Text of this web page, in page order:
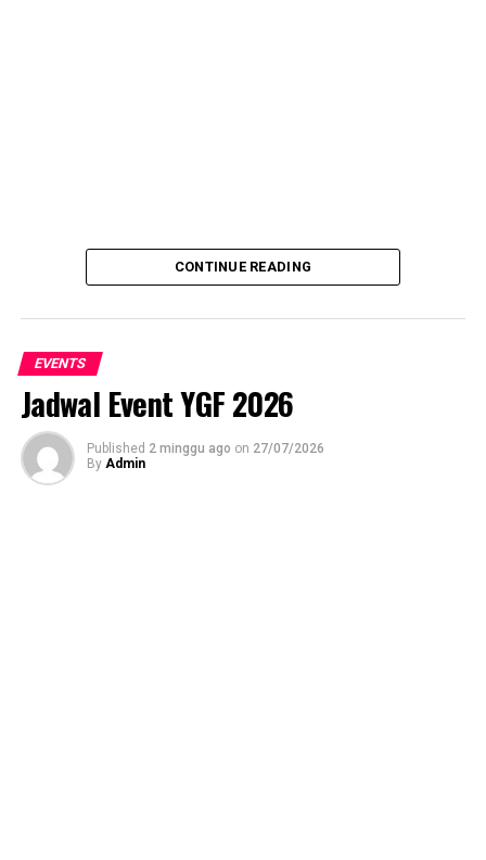
CONTINUE READING
EVENTS
Jadwal Event YGF 2026
Published 2 minggu ago on 27/07/2026
By Admin